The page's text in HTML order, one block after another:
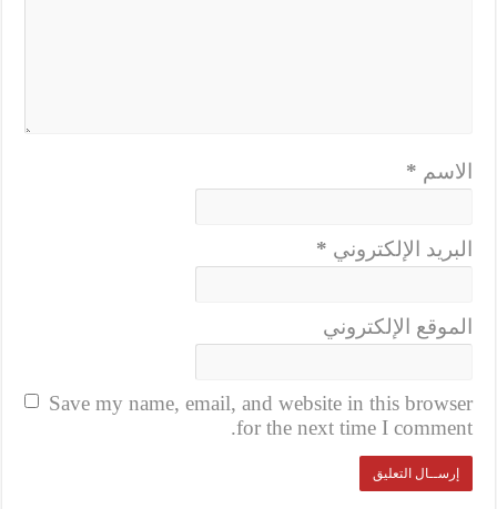
الاسم *
البريد الإلكتروني *
الموقع الإلكتروني
Save my name, email, and website in this browser
for the next time I comment.